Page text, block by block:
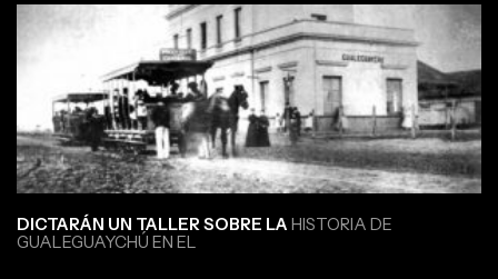
DICTARÁN UN TALLER SOBRE LA HISTORIA DE
GUALEGUAYCHÚ EN EL